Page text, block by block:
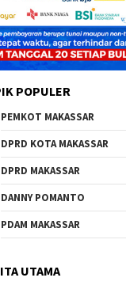
POPULER
PEMKOT MAKASSAR
DPRD KOTA MAKASSAR
DPRD MAKASSAR
DANNY POMANTO
PDAM MAKASSAR
UTAMA